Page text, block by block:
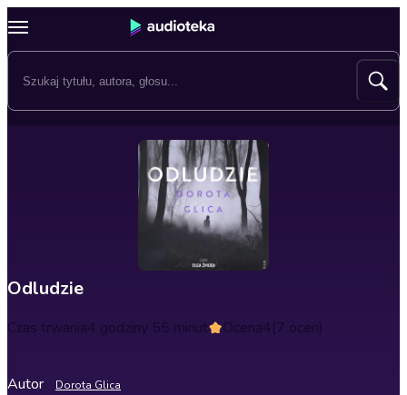
Odludzie
Czas trwania4 godziny 55 minut Ocena4(7 ocen)
Autor Dorota Glica